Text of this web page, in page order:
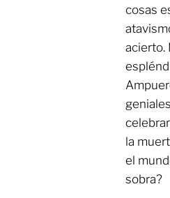
cosas
acierto.
la
el
sobra?